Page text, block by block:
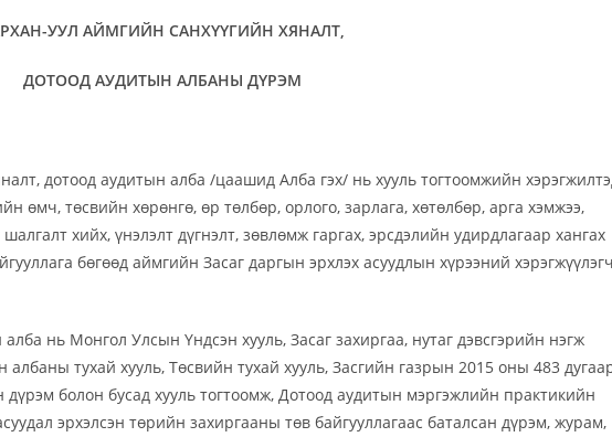
УУЛ АЙМГИЙН САНХҮҮГИЙН ХЯНАЛТ,
ДОТООД АУДИТЫН АЛБАНЫ ДҮРЭМ
дотоод аудитын алба /цаашид Алба гэх/ нь хууль тогтоомжийн
өмч, төсвийн хөрөнгө, өр төлбөр, орлого, зарлага, хөтөлбөр, арга хэмжээ,
хийх, үнэлэлт дүгнэлт, зөвлөмж гаргах, эрсдэлийн удирдлагаар хангах
бөгөөд аймгийн Засаг даргын эрхлэх асуудлын хүрээний
нь Монгол Улсын Үндсэн хууль, Засаг захиргаа, нутаг дэвсгэрийн нэгж
тухай хууль, Төсвийн тухай хууль, Засгийн газрын 2015 оны 483
дүрэм болон бусад хууль тогтоомж, Дотоод аудитын мэргэжлийн практикийн
эрхэлсэн төрийн захиргааны төв байгууллагаас баталсан дүрэм, журам,